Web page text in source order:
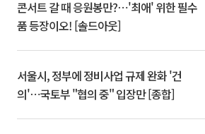
콘서트 갈 때 응원봉만?⋯'최애' 위한 필수
품 등장이오! [솔드아웃]
서울시, 정부에 정비사업 규제 완화 '건
의'⋯국토부 "협의 중" 입장만 [종합]